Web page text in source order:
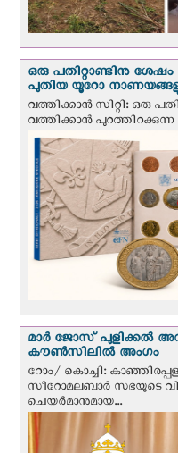
ഒരു പതിറ്റാണ്ടിനു ശേഷം
പുതിയ യൂറോ
വത്തിക്കാന്‍ സിറ്റി: ഒരു
വത്തിക്കാൻ
മാർ ജോസ് പുളിക്കൽ
കൗൺസിലിൽ അംഗം
റോം/ കൊച്ചി:
സീറോമലബാർ സഭയുടെ
ചെയർമാനുമായ...